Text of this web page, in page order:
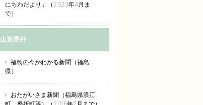
にちわだより」（2023年4月ま
で）
山形県外
福島の今がわかる新聞（福島
県）
おたがいさま新聞（福島県浪江